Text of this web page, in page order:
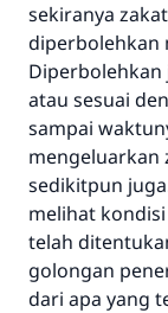
sekiranya
diperbolehkan
Diperbolehkan
atau sesuai
sampai
mengeluarkan
sedikitpun
melihat
telah
golongan
dari apa yang
Bantu kami
"Siapa
meka
sama